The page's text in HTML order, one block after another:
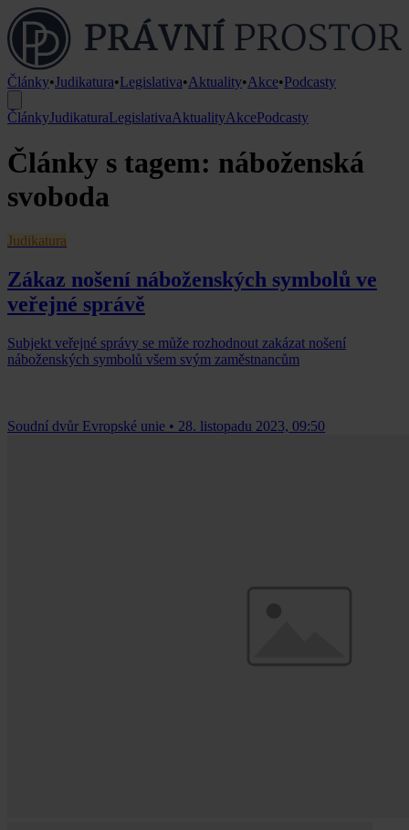
Články•Judikatura•Legislativa•Aktuality•Akce•Podcasty
ČlánkyJudikaturaLegislativaAktualityAkcePodcasty
Články s tagem: náboženská
svoboda
Judikatura
Zákaz nošení náboženských symbolů ve
veřejné správě
Subjekt veřejné správy se může rozhodnout zakázat nošení
náboženských symbolů všem svým zaměstnancům
Soudní dvůr Evropské unie • 28. listopadu 2023, 09:50